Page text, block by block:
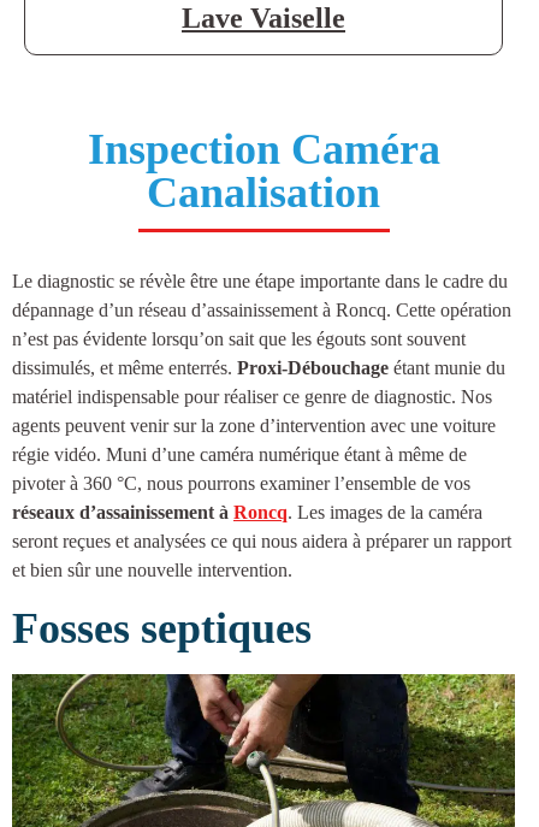
Lave Vaiselle
Inspection Caméra
Canalisation
Le diagnostic se révèle être une étape importante dans le cadre du
dépannage d’un réseau d’assainissement à Roncq. Cette opération
n’est pas évidente lorsqu’on sait que les égouts sont souvent
dissimulés, et même enterrés. Proxi-Débouchage étant munie du
matériel indispensable pour réaliser ce genre de diagnostic. Nos
agents peuvent venir sur la zone d’intervention avec une voiture
régie vidéo. Muni d’une caméra numérique étant à même de
pivoter à 360 °C, nous pourrons examiner l’ensemble de vos
réseaux d’assainissement à Roncq. Les images de la caméra
seront reçues et analysées ce qui nous aidera à préparer un rapport
et bien sûr une nouvelle intervention.
Fosses septiques